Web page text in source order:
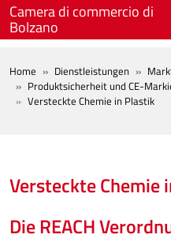
Skip to main content
Camera di commercio di
Bolzano
BREADCRUMB
Home Dienstleistungen
Produktsicherheit und CE-
Versteckte Chemie in Plastik
Versteckte Chemie
Die REACH